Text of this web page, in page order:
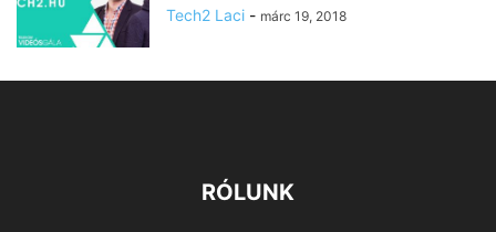
Tech2 Laci - márc 19, 2018
RÓLUNK